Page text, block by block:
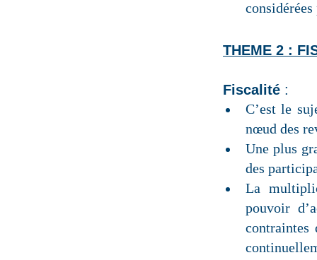
THEME 2 :
Fiscalité :
C’est le
nœud des
Une plus
des
La
pouvoir
contraintes